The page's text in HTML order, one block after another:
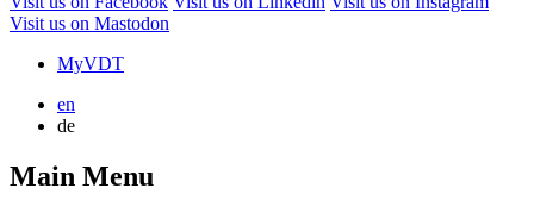
Visit us on Mastodon
MyVDT
en
de
Main Menu